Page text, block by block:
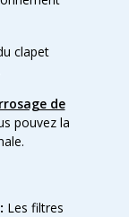
clapet
de
pouvez la
Les filtres